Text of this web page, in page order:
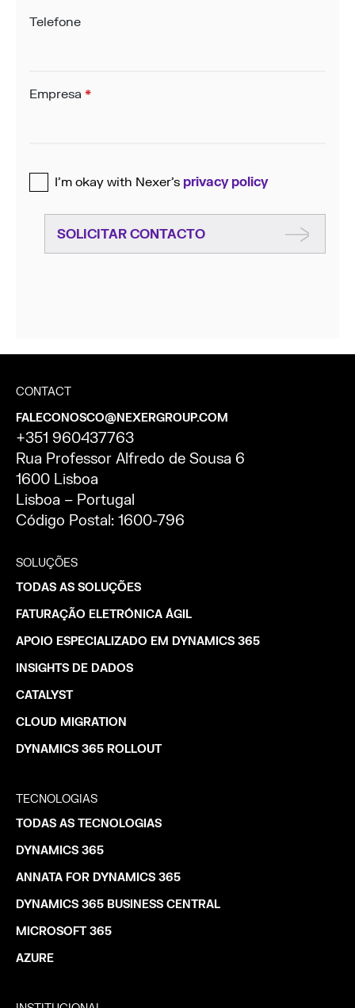
Telefone
Empresa *
I’m okay with Nexer’s privacy policy
SOLICITAR CONTACTO
CONTACT
FALECONOSCO@NEXERGROUP.COM
+351 960437763
Rua Professor Alfredo de Sousa 6
1600 Lisboa
Lisboa – Portugal
Código Postal: 1600-796
SOLUÇÕES
TODAS AS SOLUÇÕES
FATURAÇÃO ELETRÓNICA ÁGIL
APOIO ESPECIALIZADO EM DYNAMICS 365
INSIGHTS DE DADOS
CATALYST
CLOUD MIGRATION
DYNAMICS 365 ROLLOUT
TECNOLOGIAS
TODAS AS TECNOLOGIAS
DYNAMICS 365
ANNATA FOR DYNAMICS 365
DYNAMICS 365 BUSINESS CENTRAL
MICROSOFT 365
AZURE